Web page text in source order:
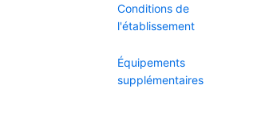
Conditions de
l'établissement
Équipements
supplémentaires